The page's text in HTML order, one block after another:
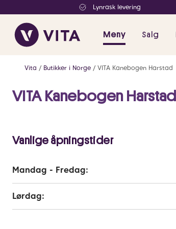
Lynrask levering
Meny Salg
Vita Butikker i Norge VITA Kanebogen Harstad
VITA Kanebogen Harstad
Vanlige åpningstider
Mandag - Fredag:
Lørdag: